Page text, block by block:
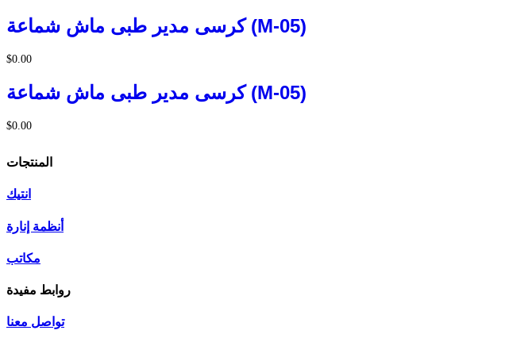
كرسى مدير طبى ماش شماعة (M-05)
$0.00
كرسى مدير طبى ماش شماعة (M-05)
$0.00
المنتجات
انتيك
أنظمة إنارة
مكاتب
روابط مفيدة
تواصل معنا